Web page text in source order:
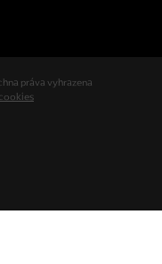
práva vyhrazena